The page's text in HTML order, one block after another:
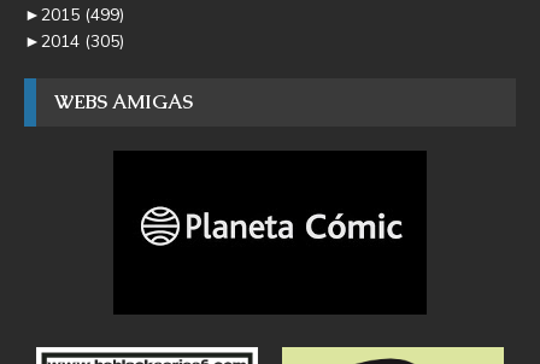
►2015 (499)
►2014 (305)
WEBS AMIGAS